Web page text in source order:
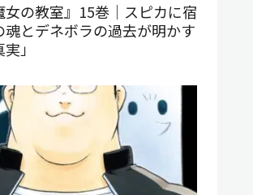
女の教室』15巻｜スピカに宿
魂とデネボラの過去が明かす
」